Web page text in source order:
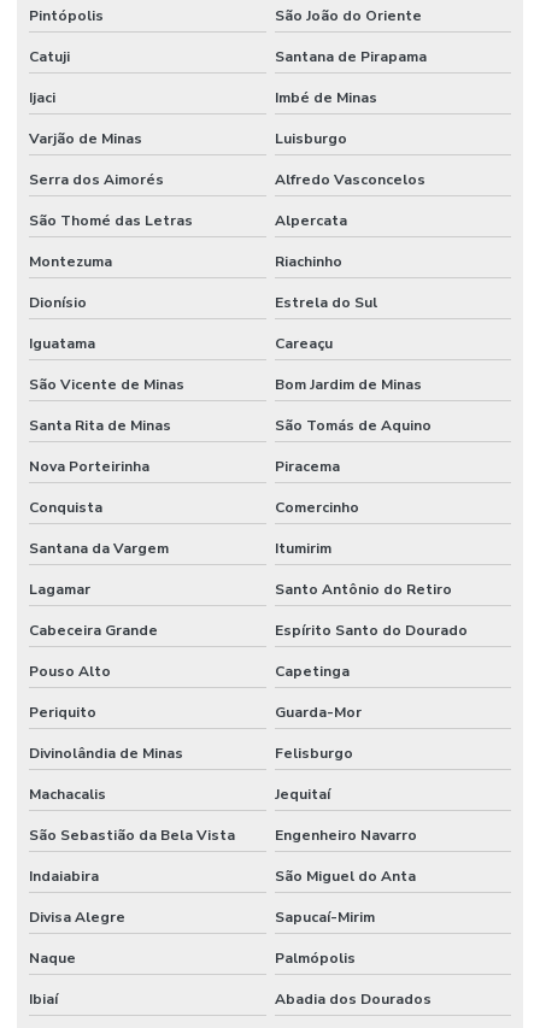
Pintópolis São João do Oriente
Catuji Santana de Pirapama
Ijaci Imbé de Minas
Varjão de Minas Luisburgo
Serra dos Aimorés Alfredo Vasconcelos
São Thomé das Letras Alpercata
Montezuma Riachinho
Dionísio Estrela do Sul
Iguatama Careaçu
São Vicente de Minas Bom Jardim de Minas
Santa Rita de Minas São Tomás de Aquino
Nova Porteirinha Piracema
Conquista Comercinho
Santana da Vargem Itumirim
Lagamar Santo Antônio do Retiro
Cabeceira Grande Espírito Santo do Dourado
Pouso Alto Capetinga
Periquito Guarda-Mor
Divinolândia de Minas Felisburgo
Machacalis Jequitaí
São Sebastião da Bela Vista Engenheiro Navarro
Indaiabira São Miguel do Anta
Divisa Alegre Sapucaí-Mirim
Naque Palmópolis
Ibiaí Abadia dos Dourados